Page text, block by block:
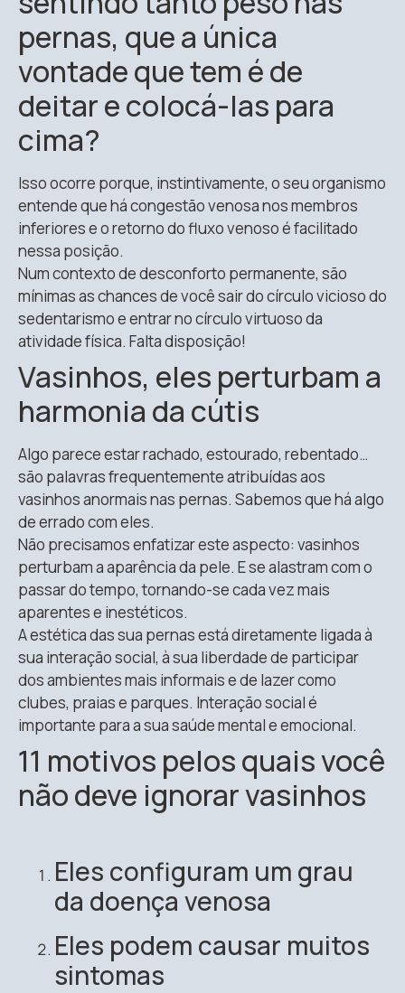
pernas, que a única
vontade que tem é de
deitar e colocá-las para
cima?
Isso ocorre porque, instintivamente, o seu organismo
entende que há congestão venosa nos membros
inferiores e o retorno do fluxo venoso é facilitado
nessa posição.
Num contexto de desconforto permanente, são
mínimas as chances de você sair do círculo vicioso do
sedentarismo e entrar no círculo virtuoso da
atividade física. Falta disposição!
Vasinhos, eles perturbam a
harmonia da cútis
Algo parece estar rachado, estourado, rebentado…
são palavras frequentemente atribuídas aos
vasinhos anormais nas pernas. Sabemos que há algo
de errado com eles.
Não precisamos enfatizar este aspecto: vasinhos
perturbam a aparência da pele. E se alastram com o
passar do tempo, tornando-se cada vez mais
aparentes e inestéticos.
A estética das sua pernas está diretamente ligada à
sua interação social, à sua liberdade de participar
dos ambientes mais informais e de lazer como
clubes, praias e parques. Interação social é
importante para a sua saúde mental e emocional.
11 motivos pelos quais você
não deve ignorar vasinhos
Eles configuram um grau
da doença venosa
Eles podem causar muitos
sintomas